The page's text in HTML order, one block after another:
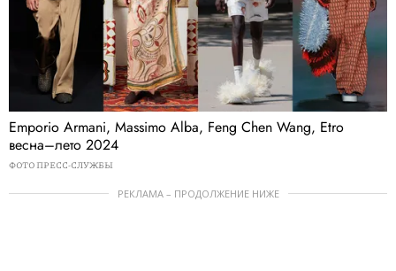
Emporio Armani, Massimo Alba, Feng Chen Wang, Etro
весна–лето 2024
ФОТО ПРЕСС-СЛУЖБЫ
РЕКЛАМА – ПРОДОЛЖЕНИЕ НИЖЕ